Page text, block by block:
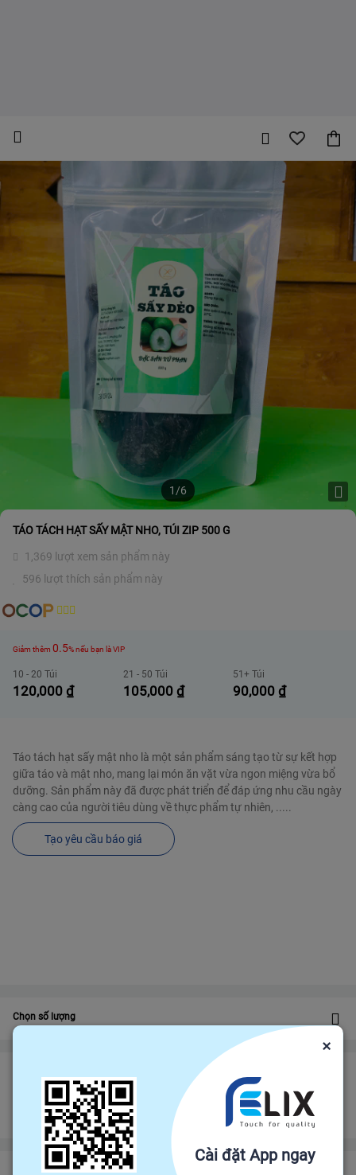
1/6
TÁO TÁCH HẠT SẤY MẬT NHO, TÚI ZIP 500 G
1,369 lượt xem sản phẩm này
596 lượt thích sản phẩm này
Giảm thêm 0.5% nếu bạn là VIP
120,000 ₫
10 - 20 Túi
105,000 ₫
21 - 50 Túi
90,000₫
51+ Túi
Táo tách hạt sấy mật nho là một sản phẩm sáng tạo từ sự kết hợp
giữa táo và mật nho, mang lại món ăn vặt vừa ngon miệng vừa bổ
dưỡng. Sản phẩm này đã được phát triển để đáp ứng nhu cầu ngày
càng cao của người tiêu dùng về thực phẩm tự nhiên, .....
Tạo yêu cầu báo giá
Chọn số lượng
Đảm bảo gửi hàng đúng hạn
Chính sách hoàn tiền
HỘ KINH DOANH XỨ PHAN
×
Cài đặt App ngay